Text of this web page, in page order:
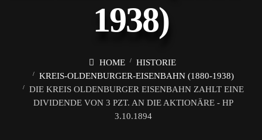
1938)
HOME
HISTORIE
KREIS-OLDENBURGER-EISENBAHN (1880-1938)
DIE KREIS OLDENBURGER EISENBAHN ZAHLT EINE
DIVIDENDE VON 3 PZT. AN DIE AKTIONÄRE - HP
3.10.1894